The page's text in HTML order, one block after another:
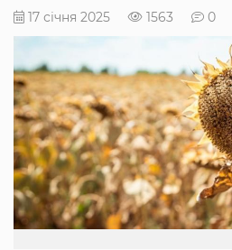
17 січня 2025 1563 0